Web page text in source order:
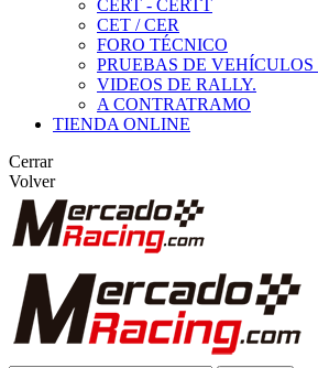
CERT - CERTT
CET / CER
FORO TÉCNICO
PRUEBAS DE
VIDEOS DE RALLY.
A CONTRATRAMO
TIENDA ONLINE
Cerrar
Volver